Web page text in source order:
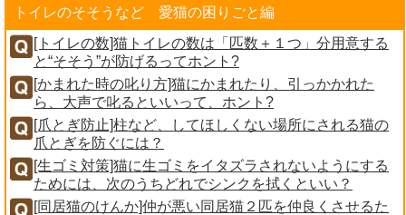
トイレのそそうなど 愛猫の困りごと編
[トイレの数]猫トイレの数は「匹数＋１つ」分用意する
と“そそう”が防げるってホント?
[かまれた時の叱り方]猫にかまれたり、引っかかれた
ら、大声で叱るといいって、ホント?
[爪とぎ防止]柱など、してほしくない場所にされる猫の
爪とぎを防ぐには？
[生ゴミ対策]猫に生ゴミをイタズラされないようにする
ためには、次のうちどれでシンクを拭くといい？
[同居猫のけんか]仲が悪い同居猫２匹を仲良くさせるた